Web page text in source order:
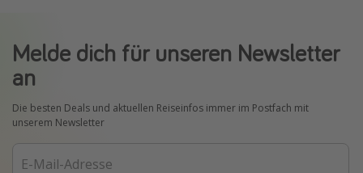
Melde dich für unseren Newsletter
an
Die besten Deals und aktuellen Reiseinfos immer im Postfach mit
unserem Newsletter